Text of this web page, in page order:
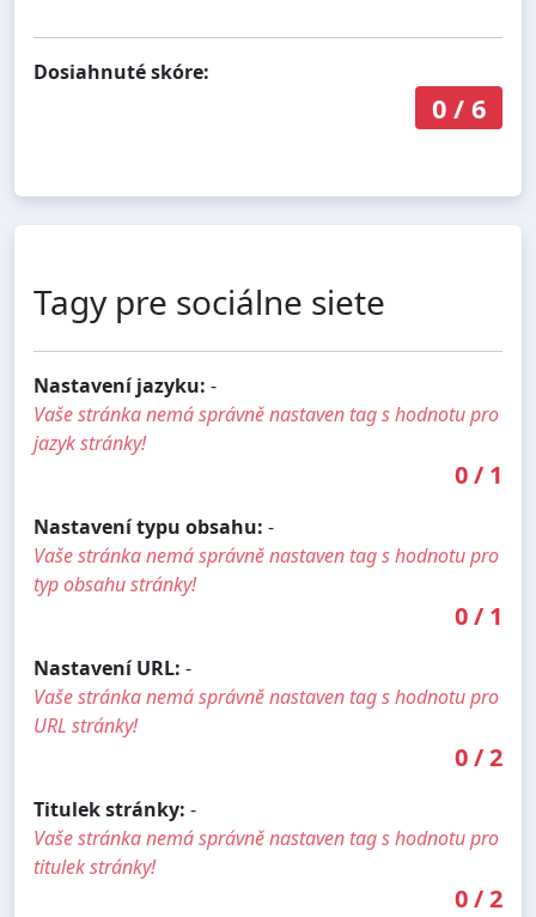
Dosiahnuté skóre:
0/ 6
Tagy pre sociálne siete
Nastavení jazyku: -
Vaše stránka nemá správně nastaven tag s hodnotu pro
jazyk stránky!
0/ 1
Nastavení typu obsahu: -
Vaše stránka nemá správně nastaven tag s hodnotu pro
typ obsahu stránky!
0/ 1
Nastavení URL: -
Vaše stránka nemá správně nastaven tag s hodnotu pro
URL stránky!
0/2
Titulek stránky: -
Vaše stránka nemá správně nastaven tag s hodnotu pro
titulek stránky!
0/2